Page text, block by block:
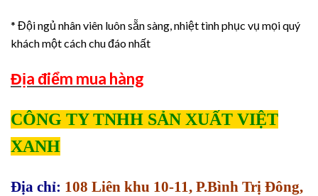
* Đội ngủ nhân viên luôn sẵn sàng, nhiệt tình phục vụ mọi quý
khách một cách chu đáo nhất
Địa điểm mua hàng
CÔNG TY TNHH SẢN XUẤT VIỆT
XANH
Địa chỉ: 108 Liên khu 10-11, P.Bình Trị Đông,